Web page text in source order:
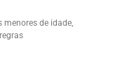
de idade,